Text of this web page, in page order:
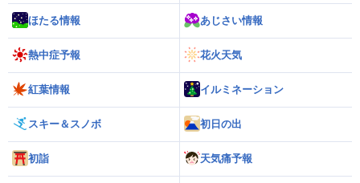
ほたる情報 あじさい情報
熱中症予報 花火天気
紅葉情報 イルミネーション
スキー＆スノボ 初日の出
初詣 天気痛予報